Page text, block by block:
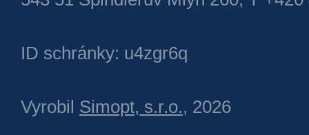
ID schránky: u4zgr6q
Vyrobil Simopt, s.r.o., 2026